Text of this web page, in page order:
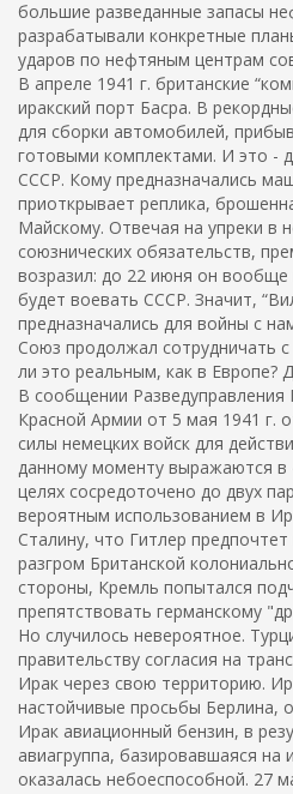
большие разведанные запасы
разрабатывали конкретные
ударов по нефтяным центрам
В апреле 1941 г. британские
иракский порт Басра. В
для сборки автомобилей,
готовыми комплектами. И это -
СССР. Кому предназначались
приоткрывает реплика,
Майскому. Отвечая на упреки в
союзнических обязательств,
возразил: до 22 июня он вообще
будет воевать СССР. Значит,
предназначались для войны с
Союз продолжал сотрудничать
ли это реальным, как в Европе?
В сообщении Разведуправления
Красной Армии от 5 мая 1941 г.
силы немецких войск для
данному моменту выражаются в
целях сосредоточено до двух
вероятным использованием в
Сталину, что Гитлер
разгром Британской
стороны, Кремль попытался
препятствовать германскому
Но случилось невероятное.
правительству согласия на
Ирак через свою территорию.
настойчивые просьбы Берлина,
Ирак авиационный бензин, в
авиагруппа, базировавшаяся на
оказалась небоеспособной. 27